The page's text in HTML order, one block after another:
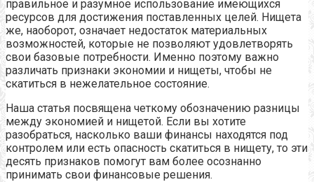
правильное и разумное использование имеющихся
ресурсов для достижения поставленных целей. Нищета
же, наоборот, означает недостаток материальных
возможностей, которые не позволяют удовлетворять
свои базовые потребности. Именно поэтому важно
различать признаки экономии и нищеты, чтобы не
скатиться в нежелательное состояние.
Наша статья посвящена четкому обозначению разницы
между экономией и нищетой. Если вы хотите
разобраться, насколько ваши финансы находятся под
контролем или есть опасность скатиться в нищету, то эти
десять признаков помогут вам более осознанно
принимать свои финансовые решения.